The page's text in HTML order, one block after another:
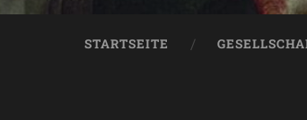
STARTSEITE